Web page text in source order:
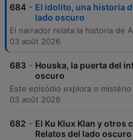
684 - El idolito, una historia
lado oscuro
03 août 2026
683 - Houska, la puerta del
oscuro
03 août 2026
682 - El Ku Klux Klan y otros
Relatos del lado oscuro